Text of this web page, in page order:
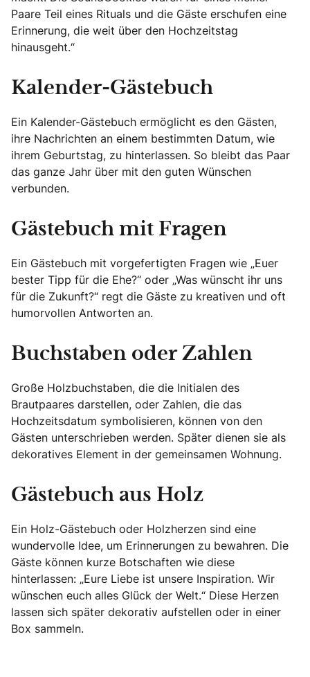
Paare Teil eines Rituals und die Gäste erschufen eine
Erinnerung, die weit über den Hochzeitstag
hinausgeht.“
Kalender-Gästebuch
Ein Kalender-Gästebuch ermöglicht es den Gästen,
ihre Nachrichten an einem bestimmten Datum, wie
ihrem Geburtstag, zu hinterlassen. So bleibt das Paar
das ganze Jahr über mit den guten Wünschen
verbunden.
Gästebuch mit Fragen
Ein Gästebuch mit vorgefertigten Fragen wie „Euer
bester Tipp für die Ehe?“ oder „Was wünscht ihr uns
für die Zukunft?“ regt die Gäste zu kreativen und oft
humorvollen Antworten an.
Buchstaben oder Zahlen
Große Holzbuchstaben, die die Initialen des
Brautpaares darstellen, oder Zahlen, die das
Hochzeitsdatum symbolisieren, können von den
Gästen unterschrieben werden. Später dienen sie als
dekoratives Element in der gemeinsamen Wohnung.
Gästebuch aus Holz
Ein Holz-Gästebuch oder Holzherzen sind eine
wundervolle Idee, um Erinnerungen zu bewahren. Die
Gäste können kurze Botschaften wie diese
hinterlassen: „Eure Liebe ist unsere Inspiration. Wir
wünschen euch alles Glück der Welt.“ Diese Herzen
lassen sich später dekorativ aufstellen oder in einer
Box sammeln.